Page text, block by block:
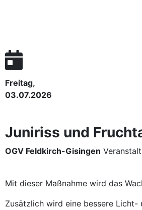
Freitag,
03.07.2026
Juniriss und
OGV Feldkirch-Gisingen
Mit dieser Maßnahme wird das
Zusätzlich wird eine bessere